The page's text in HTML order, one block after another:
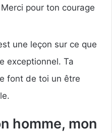
pour ton courage
une leçon sur ce que
exceptionnel. Ta
font de toi un être
homme, mon